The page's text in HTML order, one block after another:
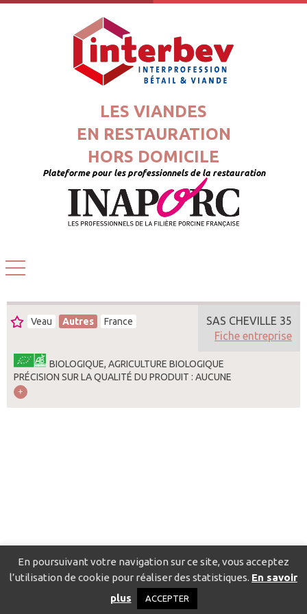
LES VIANDES
EN RESTAURATION
HORS DOMICILE
Plateforme pour les professionnels de la restauration
Veau Autres France
BIOLOGIQUE, AGRICULTURE BIOLOGIQUE
PRÉCISION SUR LA QUALITÉ DU PRODUIT : AUCUNE
SAS CHEVILLE 35
Fiche entreprise
Catalogue pour localiser les fournisseurs
Politique de confidentialité
En poursuivant votre navigation sur ce site, vous acceptez
l’utilisation de cookie pour réaliser des statistiques. En savoir
plus
ACCEPTER